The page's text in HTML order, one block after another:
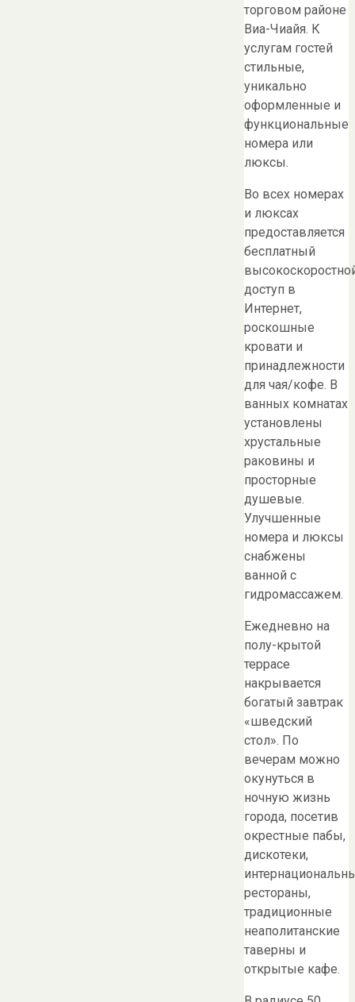
торговом районе
Виа-Чиайя. К
услугам гостей
стильные,
уникально
оформленные и
функциональные
номера или
люксы.
Во всех номерах
и люксах
предоставляется
бесплатный
доступ в
Интернет,
роскошные
кровати и
принадлежности
для чая/кофе. В
ванных комнатах
установлены
хрустальные
раковины и
просторные
душевые.
Улучшенные
номера и люксы
снабжены
ванной с
гидромассажем.
Ежедневно на
полу-крытой
террасе
накрывается
богатый завтрак
«шведский
стол». По
вечерам можно
окунуться в
ночную жизнь
города, посетив
окрестные пабы,
дискотеки,
рестораны,
традиционные
неаполитанские
таверны и
открытые кафе.